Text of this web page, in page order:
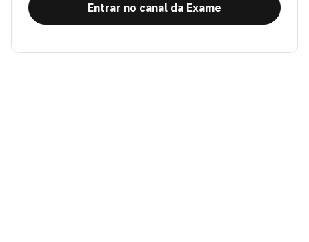
Entrar no canal da Exame